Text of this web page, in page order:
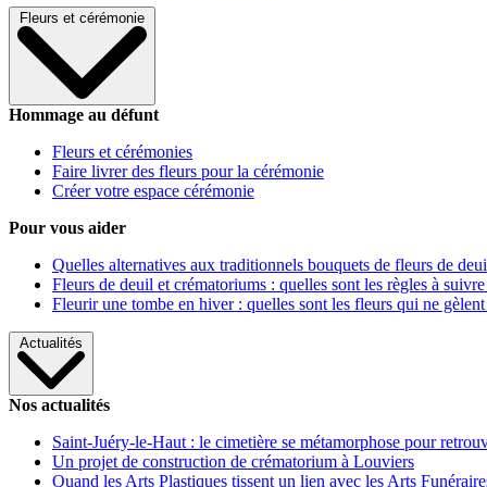
Fleurs et cérémonie
Hommage au défunt
Fleurs et cérémonies
Faire livrer des fleurs pour la cérémonie
Créer votre espace cérémonie
Pour vous aider
Quelles alternatives aux traditionnels bouquets de fleurs de
Fleurs de deuil et crématoriums : quelles sont les règles à
Fleurir une tombe en hiver : quelles sont les fleurs qui ne gèlent
Actualités
Nos actualités
Saint-Juéry-le-Haut : le cimetière se métamorphose pour
Un projet de construction de crématorium à Louviers
Quand les Arts Plastiques tissent un lien avec les Arts